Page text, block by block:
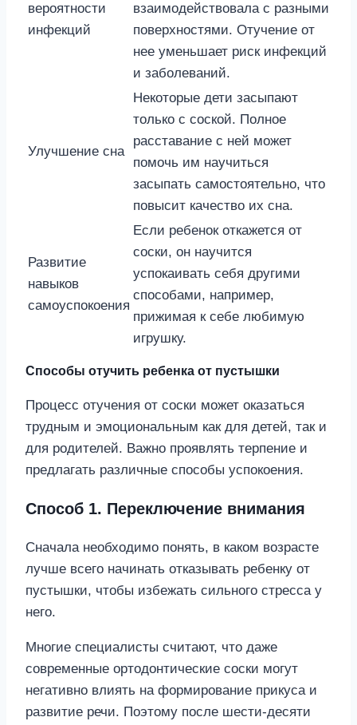
вероятности
инфекций
взаимодействовала с разными
поверхностями. Отучение от
нее уменьшает риск инфекций
и заболеваний.
Улучшение сна
Некоторые дети засыпают
только с соской. Полное
расставание с ней может
помочь им научиться
засыпать самостоятельно, что
повысит качество их сна.
Развитие
навыков
самоуспокоения
Если ребенок откажется от
соски, он научится
успокаивать себя другими
способами, например,
прижимая к себе любимую
игрушку.
Способы отучить ребенка от пустышки
Процесс отучения от соски может оказаться
трудным и эмоциональным как для детей, так и
для родителей. Важно проявлять терпение и
предлагать различные способы успокоения.
Способ 1. Переключение внимания
Сначала необходимо понять, в каком возрасте
лучше всего начинать отказывать ребенку от
пустышки, чтобы избежать сильного стресса у
него.
Многие специалисты считают, что даже
современные ортодонтические соски могут
негативно влиять на формирование прикуса и
развитие речи. Поэтому после шести-десяти